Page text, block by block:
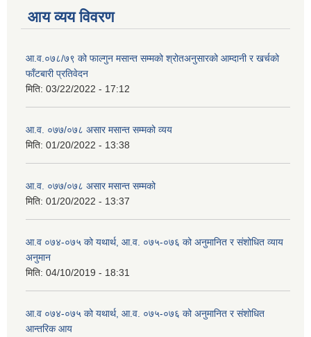
आय व्यय विवरण
आ.व.०७८/७९ को फाल्गुन मसान्त सम्मको श्रोतअनुसारको आम्दानी र खर्चको
फाँटबारी प्रतिवेदन
मिति: 03/22/2022 - 17:12
आ.व. ०७७/०७८ असार मसान्त सम्मको व्यय
मिति: 01/20/2022 - 13:38
आ.व. ०७७/०७८ असार मसान्त सम्मको
मिति: 01/20/2022 - 13:37
आ.व ०७४-०७५ को यथार्थ, आ.व. ०७५-०७६ को अनुमानित र संशोधित व्याय
अनुमान
मिति: 04/10/2019 - 18:31
आ.व ०७४-०७५ को यथार्थ, आ.व. ०७५-०७६ को अनुमानित र संशोधित
आन्तरिक आय